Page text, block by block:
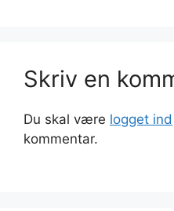
Skriv en
Du skal være logget ind
kommentar.